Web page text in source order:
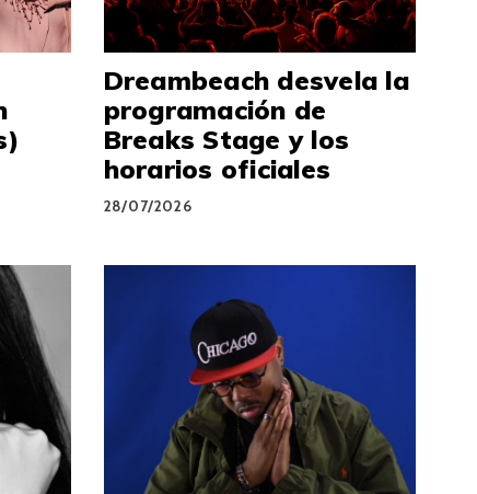
Dreambeach desvela la
programación de
Breaks Stage y los
horarios oficiales
28/07/2026